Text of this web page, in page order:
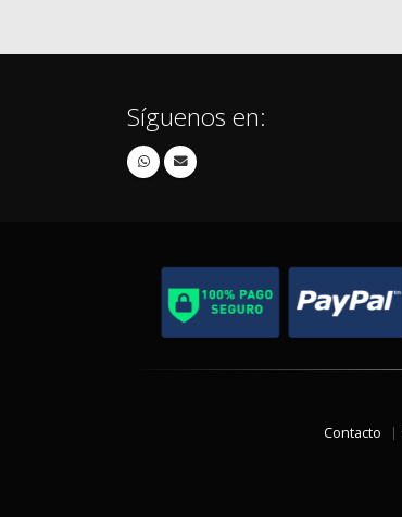
Síguenos en:
Contacto